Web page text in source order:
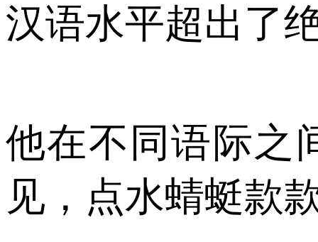
汉语水平超出了
他在不同语际之
见，点水蜻蜓款